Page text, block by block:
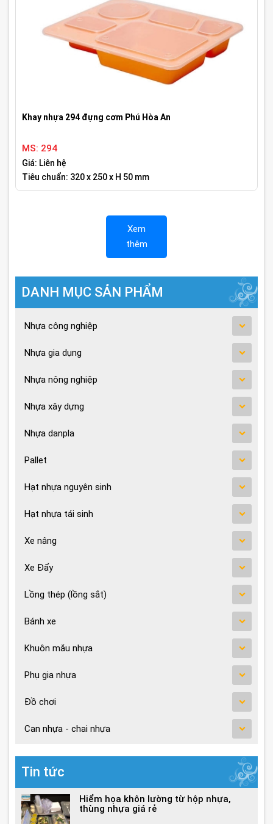
Khay nhựa 294 đựng cơm Phú Hòa An
MS: 294
Giá: Liên hệ
Tiêu chuẩn: 320 x 250 x H 50 mm
Xem
thêm
DANH MỤC SẢN PHẨM
Nhựa công nghiệp
Nhựa gia dụng
Nhựa nông nghiệp
Nhựa xây dựng
Nhựa danpla
Pallet
Hạt nhựa nguyên sinh
Hạt nhựa tái sinh
Xe nâng
Xe Đẩy
Lồng thép (lồng sắt)
Bánh xe
Khuôn mắu nhựa
Phụ gia nhựa
Đồ chơi
Can nhựa - chai nhựa
Tin tức
Hiểm họa khôn lường từ hộp nhựa,
thùng nhựa giá rẻ